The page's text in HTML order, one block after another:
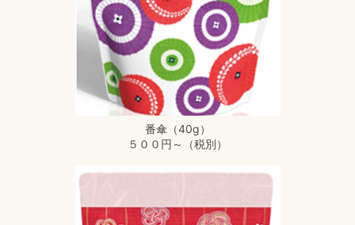
番傘（40g）
５００円～（税別）